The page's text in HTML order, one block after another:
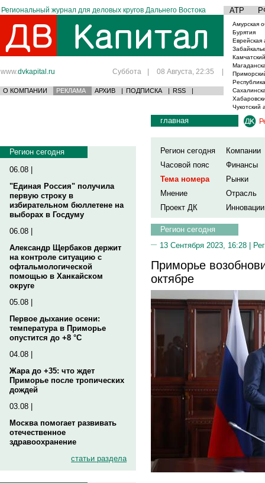
Региональный журнал для деловых кругов Дальнего Востока АТР
www.dvkapital.ru Суббота | 08 Августа, 22:35 |
О КОМПАНИИ РЕКЛАМА АРХИВ | ПОДПИСКА | RSS |
Амурская
Бурятия
Еврейская
Чукотский
Регион сегодня
06.08 |
"Единая Россия" получила
первую строку в
избирательном бюллетене на
выборах в Госдуму
06.08 |
Александр Щербаков держит
на контроле ситуацию с
офтальмологической
помощью в Ханкайском
округе
05.08 |
Первое дыхание осени:
температура в Приморье
опустится до +8 °C
04.08 |
Жара до +35: что ждет
Приморье после тропических
дождей
03.08 |
Москва помогает развивать
отечественное
здравоохранение
статьи раздела
главная
Регион сегодня
Компании
Часовой пояс
Финансы
Тема номера
Рынки
Мнение
Отрасль
Проект ДК
Инновации
Регион сегодня
13 Сентября 2023, 16:28 |
Приморье
октябре